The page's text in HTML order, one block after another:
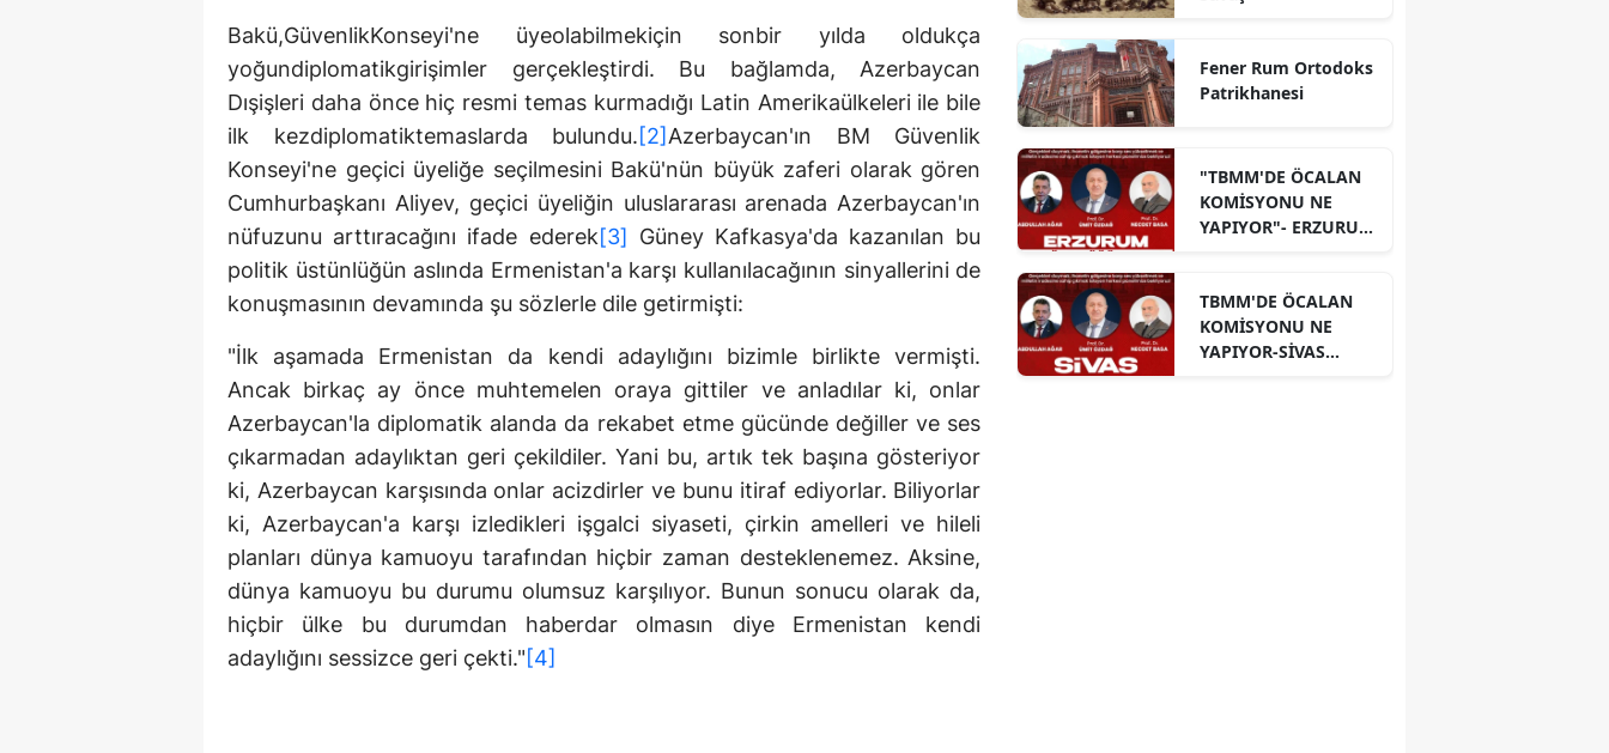
Bakü,GüvenlikKonseyi'ne üyeolabilmekiçin sonbir yılda oldukça
yoğundiplomatikgirişimler gerçekleştirdi. Bu bağlamda, Azerbaycan
Dışişleri daha önce hiç resmi temas kurmadığı Latin Amerikaülkeleri ile bile
ilk kezdiplomatiktemaslarda bulundu.[2]Azerbaycan'ın BM Güvenlik
Konseyi'ne geçici üyeliğe seçilmesini Bakü'nün büyük zaferi olarak gören
Cumhurbaşkanı Aliyev, geçici üyeliğin uluslararası arenada Azerbaycan'ın
nüfuzunu arttıracağını ifade ederek[3] Güney Kafkasya'da kazanılan bu
politik üstünlüğün aslında Ermenistan'a karşı kullanılacağının sinyallerini de
konuşmasının devamında şu sözlerle dile getirmişti:
"İlk aşamada Ermenistan da kendi adaylığını bizimle birlikte vermişti.
Ancak birkaç ay önce muhtemelen oraya gittiler ve anladılar ki, onlar
Azerbaycan'la diplomatik alanda da rekabet etme gücünde değiller ve ses
çıkarmadan adaylıktan geri çekildiler. Yani bu, artık tek başına gösteriyor
ki, Azerbaycan karşısında onlar acizdirler ve bunu itiraf ediyorlar. Biliyorlar
ki, Azerbaycan'a karşı izledikleri işgalci siyaseti, çirkin amelleri ve hileli
planları dünya kamuoyu tarafından hiçbir zaman desteklenemez. Aksine,
dünya kamuoyu bu durumu olumsuz karşılıyor. Bunun sonucu olarak da,
hiçbir ülke bu durumdan haberdar olmasın diye Ermenistan kendi
adaylığını sessizce geri çekti."[4]
Fener Rum Ortodoks
Patrikhanesi
"TBMM'DE ÖCALAN
KOMİSYONU NE
YAPIYOR"- ERZURUM
TBMM'DE ÖCALAN
KOMİSYONU NE
YAPIYOR-SİVAS